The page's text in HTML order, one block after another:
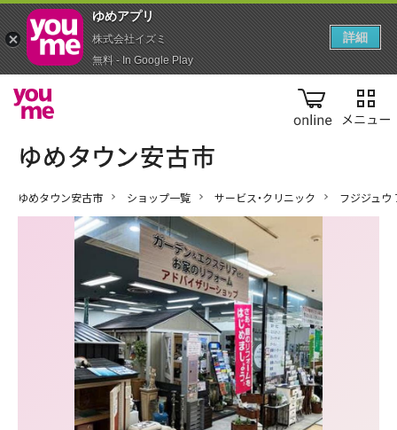
online
ゆめタウン安古市 ショップ一覧 サービス・クリニック フジジュウ
ゆめアプ‪リ‬
株式会社イズミ
無料 - In Google Play
詳細